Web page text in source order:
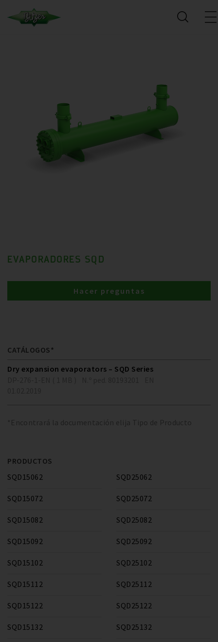
EVAPORADORES SQD
Hacer preguntas
CATÁLOGOS*
Dry expansion evaporators – SQD Series
*Encontrará la documentación elija Tipo de Producto
PRODUCTOS
SQD15062
SQD15072
SQD15082
SQD15092
SQD15102
SQD15112
SQD15122
SQD15132
SQD25062
SQD25072
SQD25082
SQD25092
SQD25102
SQD25112
SQD25122
SQD25132